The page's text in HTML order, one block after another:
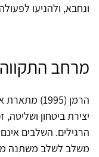
ונחבא, ולהניעו
מרחב
הרמן
יצירת ביטחון
הרגילים. השלבים
משלב לשלב משתנה